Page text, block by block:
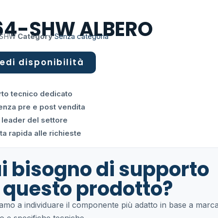
SHW ALBERO
Category Senza categoria
disponibilità
tecnico dedicato
pre e post vendita
leader del settore
rapida alle richieste
bisogno di supporto
prodotto?
a individuare il componente più adatto in base a